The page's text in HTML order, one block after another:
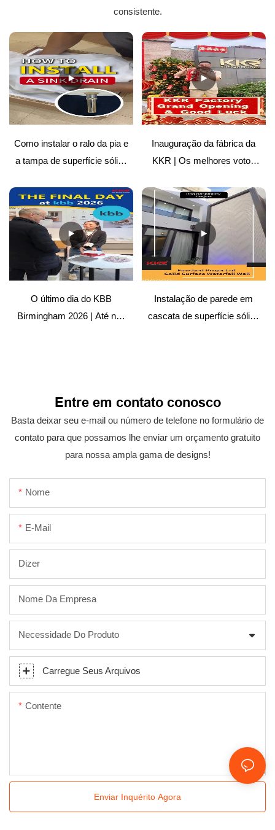
consistente.
Como instalar o ralo da pia e
a tampa de superfície sólida
Inauguração da fábrica da
KKR | Os melhores votos
O último dia do KBB
Birmingham 2026 | Até nos
Instalação de parede em
cascata de superfície sólida
Entre em contato conosco
Basta deixar seu e-mail ou número de telefone no formulário de
contato para que possamos lhe enviar um orçamento gratuito
para nossa ampla gama de designs!
Nome
E-Mail
Dizer
Nome Da Empresa
Necessidade Do Produto
Carregue Seus Arquivos
Contente
Enviar Inquérito Agora